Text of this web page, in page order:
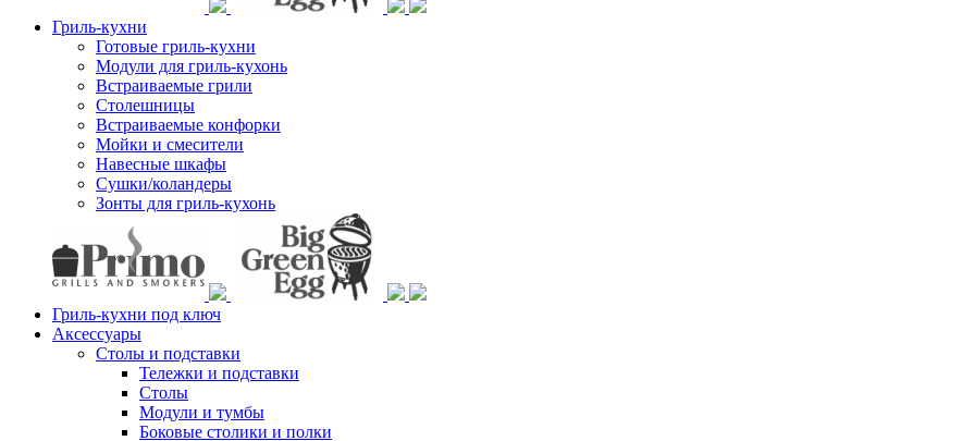
Гриль-кухни
Готовые гриль-кухни
Модули для гриль-кухонь
Встраиваемые грили
Столешницы
Встраиваемые конфорки
Мойки и смесители
Навесные шкафы
Сушки/коландеры
Зонты для гриль-кухонь
Гриль-кухни под ключ
Аксессуары
Столы и подставки
Тележки и подставки
Столы
Модули и тумбы
Боковые столики и полки